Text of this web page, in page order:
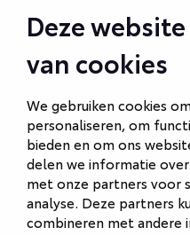
Deze
van cookies
We gebruiken cookies
personaliseren, om
bieden en om ons
delen we informatie
met onze partners voor
analyse. Deze partners
combineren met andere
Autobedrijf
Autobedrijf Ede
Autobedrijf Naarden
Autobedrijf
Van Gent